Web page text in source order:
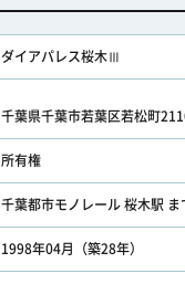
ダイアパレス桜木Ⅲ
千葉県千葉市若葉区若松町
所有権
千葉都市モノレール 桜木駅 ま
1998年04月（築28年）